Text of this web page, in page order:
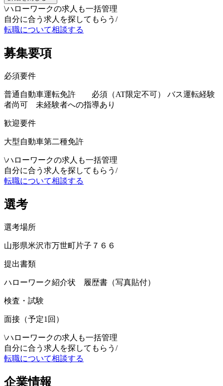
\ハローワークの求人も一括管理
自分に合う求人を探してもらう /
転職について相談する
募集要項
必須要件
普通自動車運転免許 必須（AT限定不可） バス運転経験
者尚可 未経験者への指導あり
歓迎要件
大型自動車第二種免許
\ハローワークの求人も一括管理
自分に合う求人を探してもらう /
転職について相談する
選考
選考場所
山形県米沢市万世町片子７６６
提出書類
ハローワーク紹介状 履歴書（写真貼付）
検査・試験
面接（予定1回）
\ハローワークの求人も一括管理
自分に合う求人を探してもらう /
転職について相談する
企業情報